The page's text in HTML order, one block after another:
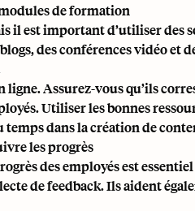
de formation
il est important d’utiliser des
des conférences vidéo et
ligne. Assurez-vous qu’ils
Utiliser les bonnes
dans la création de
les progrès
des employés est
de feedback. Ils aident